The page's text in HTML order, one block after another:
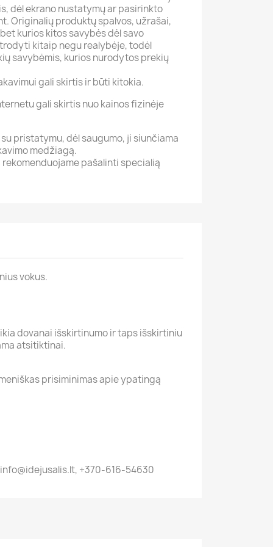
dėl ekrano nustatymų ar pasirinkto
Originalių produktų spalvos, užrašai,
kurios kitos savybės dėl savo
kitaip negu realybėje, todėl
savybėmis, kurios nurodytos prekių
gali skirtis ir būti kitokia.
gali skirtis nuo kainos fizinėje
pristatymu, dėl saugumo, ji siunčiama
medžiagą.
pašalinti specialią
vokus.
dovanai išskirtinumo ir taps išskirtiniu
atsitiktinai.
prisiminimas apie ypatingą
+370-616-54630